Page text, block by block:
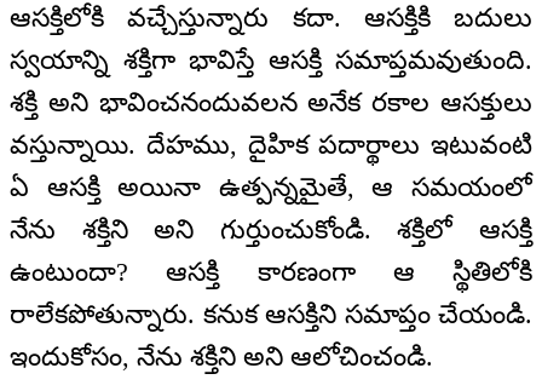
ఆసక్తిలోకి వచ్చేస్తున్నారు కదా. ఆసక్తికి బదులు
స్వయాన్ని శక్తిగా భావిస్తే ఆసక్తి సమాప్తమవుతుంది.
శక్తి అని భావించనందువలన అనేక రకాల ఆసక్తులు
వస్తున్నాయి. దేహము, దైహిక పదార్థాలు ఇటువంటి
ఏ ఆసక్తి అయినా ఉత్పన్నమైతే, ఆ సమయంలో
నేను శక్తిని అని గుర్తుంచుకోండి. శక్తిలో ఆసక్తి
ఉంటుందా? ఆసక్తి కారణంగా ఆ స్థితిలోకి
రాలేకపోతున్నారు. కనుక ఆసక్తిని సమాప్తం చేయండి.
ఇందుకోసం, నేను శక్తిని అని ఆలోచించండి.